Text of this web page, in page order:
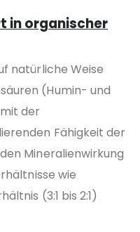
in organischer
natürliche Weise
(Humin- und
der
Fähigkeit der
Mineralienwirkung
wie
(3:1 bis 2:1)